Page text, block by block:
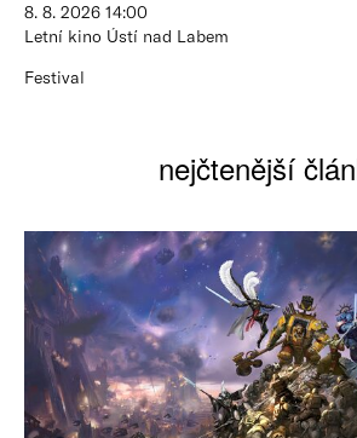
8. 8. 2026 14:00
Letní kino Ústí nad Labem
Festival
nejčtenější